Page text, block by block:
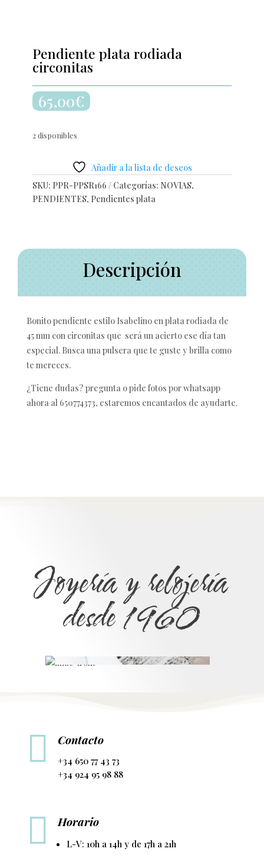
Pendiente plata rodiada
circonitas
65,00€
2 disponibles
Añadir a la lista de deseos
SKU: PPR-PPSR166 Categorías: NOVIAS,
PENDIENTES, Pendientes plata
Descripción
Bonito pendiente estilo Isabelino en plata rodiada de
45 mm con circonitas que será un acierto ese día tan
especial. Busca una pulsera que te guste y brilla como
te mereces.
¿Tiene dudas? pregunta o pide fotos por whatsapp
ahora al 650774373, estaremos encantados de ayudarte.
Joyería y relojería
desde 1960
 Contacto
+34 650 77 43 73
+34 924 95 98 88
 Horario
L-V: 10h a 14h y de 17h a 21h